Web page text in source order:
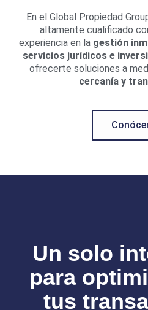
En el Global Propiedad
altamente cualificado
experiencia en la gestión
servicios jurídicos e
ofrecerte soluciones a
cercanía y
Un solo
para
tus